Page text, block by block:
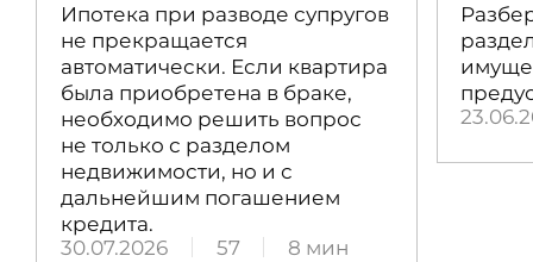
Ипотека при разводе супругов
не прекращается
автоматически. Если квартира
была приобретена в браке,
необходимо решить вопрос
не только с разделом
недвижимости, но и с
дальнейшим погашением
кредита.
30.07.2026
57 8 мин